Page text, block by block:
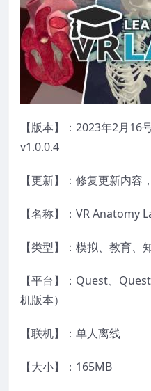
【版本】：2023年2月16
v1.0.0.4
【更新】：修复更新内
【名称】：VR Anatomy
【类型】：模拟、教育、
【平台】：Quest、
机版本）
【联机】：单人离线
【大小】：165MB